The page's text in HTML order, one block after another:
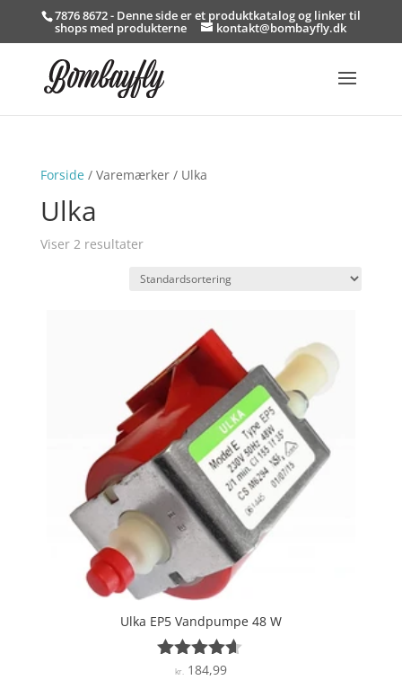
7876 8672 - Denne side er et produktkatalog og linker til
shops med produkterne kontakt@bombayfly.dk
Forside/ Varemærker / Ulka
Ulka
Viser 2 resultater
Ulka EP5 Vandpumpe 48 W
Vurderet
kr. 184,99